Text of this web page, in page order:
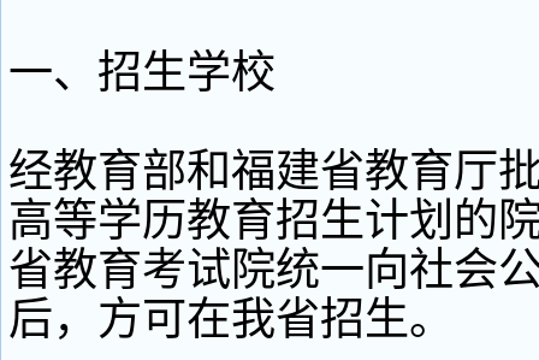
一、招生学校
经教育部和福建省教育厅
高等学历教育招生计划的
省教育考试院统一向社会
后，方可在我省招生。